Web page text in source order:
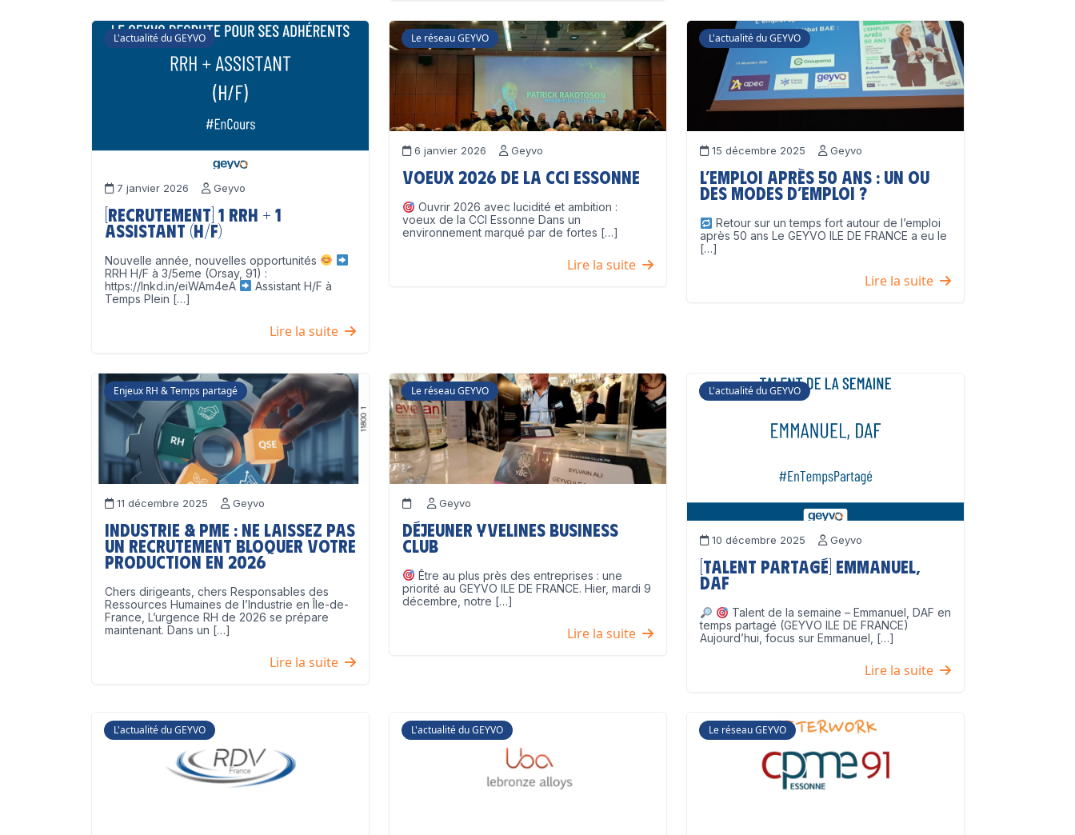
L'actualité du GEYVO
7 janvier 2026 Geyvo
[Recrutement] 1 RRH + 1
Assistant (H/F)
Nouvelle année, nouvelles opportunités
RRH H/F à 3/5eme (Orsay, 91) :
https://lnkd.in/eiWAm4eA
Assistant H/F à
Temps Plein […]
Lire la suite
Le réseau GEYVO
6 janvier 2026 Geyvo
Voeux 2026 de la CCI Essonne
Ouvrir 2026 avec lucidité et ambition :
voeux de la CCI Essonne Dans un
environnement marqué par de fortes […]
Lire la suite
L'actualité du GEYVO
15 décembre 2025 Geyvo
L’emploi après 50 ans : un ou
des modes d’emploi ?
Retour sur un temps fort autour de l’emploi
après 50 ans Le GEYVO ILE DE FRANCE a eu le
[…]
Lire la suite
Enjeux RH & Temps partagé
11 décembre 2025 Geyvo
Industrie & PME : ne laissez pas
un recrutement bloquer votre
production en 2026
Chers dirigeants, chers Responsables des
Ressources Humaines de l’Industrie en Île-de-
France, L’urgence RH de 2026 se prépare
maintenant. Dans un […]
Lire la suite
Le réseau GEYVO
Geyvo
Déjeuner Yvelines Business
Club
Être au plus près des entreprises : une
priorité au GEYVO ILE DE FRANCE. Hier, mardi 9
décembre, notre […]
Lire la suite
L'actualité du GEYVO
10 décembre 2025 Geyvo
[Talent partagé] Emmanuel,
DAF
Talent de la semaine – Emmanuel, DAF en
temps partagé (GEYVO ILE DE FRANCE)
Aujourd’hui, focus sur Emmanuel, […]
Lire la suite
L'actualité du GEYVO L'actualité du GEYVO Le réseau GEYVO